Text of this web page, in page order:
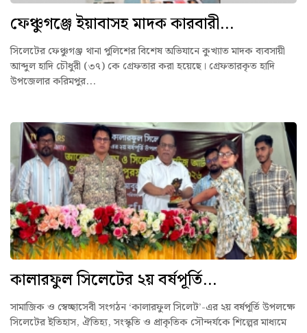
ফেঞ্চুগঞ্জে ইয়াবাসহ মাদক কারবারী...
সিলেটের ফেঞ্চুগঞ্জ থানা পুলিশের বিশেষ অভিযানে কুখ্যাত মাদক ব্যবসায়ী
আব্দুল হাদি চৌধুরী (৩৭) কে গ্রেফতার করা হয়েছে। গ্রেফতারকৃত হাদি
উপজেলার করিমপুর...
কালারফুল সিলেটের ২য় বর্ষপূর্তি...
সামাজিক ও স্বেচ্ছাসেবী সংগঠন ‘কালারফুল সিলেট’-এর ২য় বর্ষপূর্তি উপলক্ষে
সিলেটের ইতিহাস, ঐতিহ্য, সংস্কৃতি ও প্রাকৃতিক সৌন্দর্যকে শিল্পের মাধ্যমে